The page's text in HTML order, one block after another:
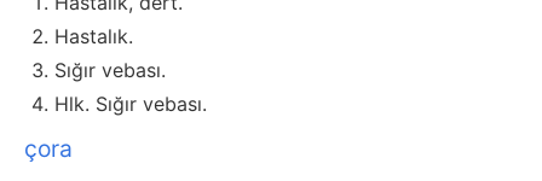
Hastalık.
Sığır vebası.
Hlk. Sığır vebası.
çora